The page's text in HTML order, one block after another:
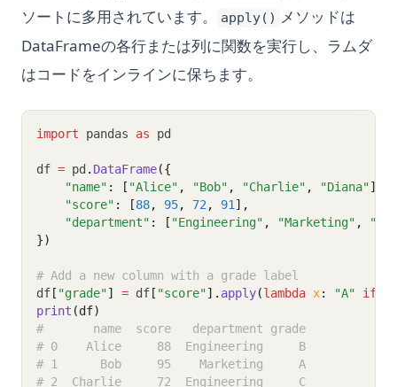
ソートに多用されています。
apply() メソッドは
DataFrameの各行または列に関数を実行し、ラムダ
はコードをインラインに保ちます。
import pandas as pd
df = pd . DataFrame({
"name" : [ "Alice" , "Bob" , "Charlie" , "Diana"],
"score" : [88, 95, 72 , 91 ],
"department" : [ "Engineering" , "Marketing" ,
})
# Add a new column with a grade label
df [ "grade"] = df [ "score"]. apply(lambda x: "A" if
print (df)
#       name  score   department grade
# 0    Alice     88  Engineering     B
# 1      Bob     95    Marketing     A
# 2  Charlie     72  Engineering     C